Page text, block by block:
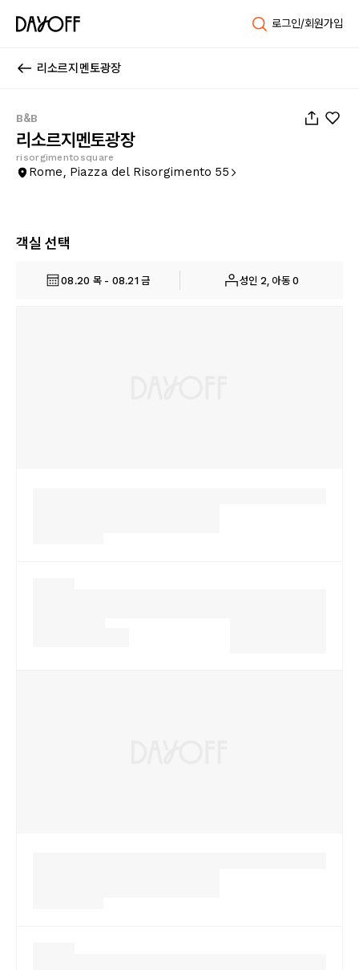
로그인/회원가입
리소르지멘토광장
B&B
리소르지멘토광장
risorgimentosquare
Rome, Piazza del Risorgimento 55
객실 선택
08.20 목 - 08.21 금 성인 2, 아동 0